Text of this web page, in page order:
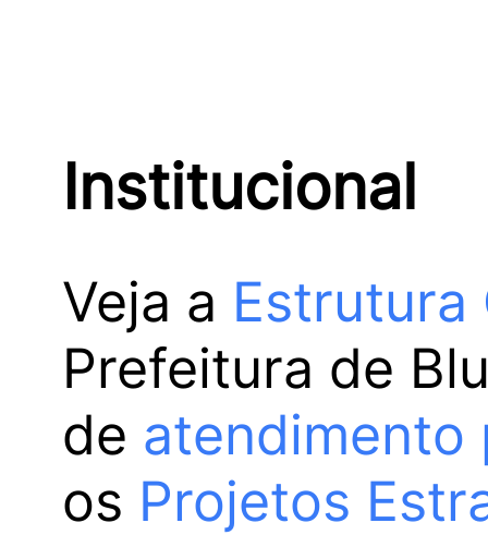
Institucional
Veja a Estrutura
Prefeitura de
de atendimento
os Projetos